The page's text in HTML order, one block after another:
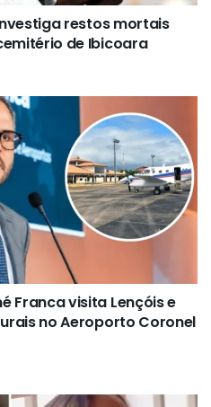
restos mortais
de Ibicoara
Franca visita Lençóis e
no Aeroporto Coronel